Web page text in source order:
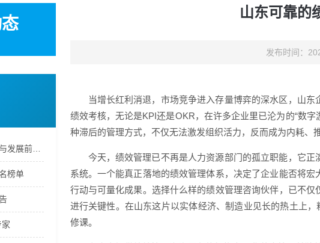
榜单
山东可靠的
发布时间：
当增长红利消退，市场竞争进入存量博弈的深水区，山
绩效考核，无论是KPI还是OKR，在许多企业里已沦为的“数
种滞后的管理方式，不仅无法激发组织活力，反而成为内耗、
今天，绩效管理已不再是人力资源部门的孤立职能，它
系统。一个能真正落地的绩效管理体系，决定了企业能否将
行动与可量化成果。选择什么样的绩效管理咨询伙伴，已不
进行关键性。在山东这片以实体经济、制造业见长的热土上
修课。